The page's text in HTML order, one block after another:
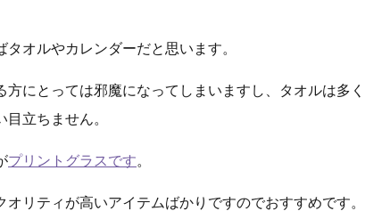
オルやカレンダーだと思います。
にとっては邪魔になってしまいますし、タオルは多く
立ちません。
プリントグラスです。
リティが高いアイテムばかりですのでおすすめです。